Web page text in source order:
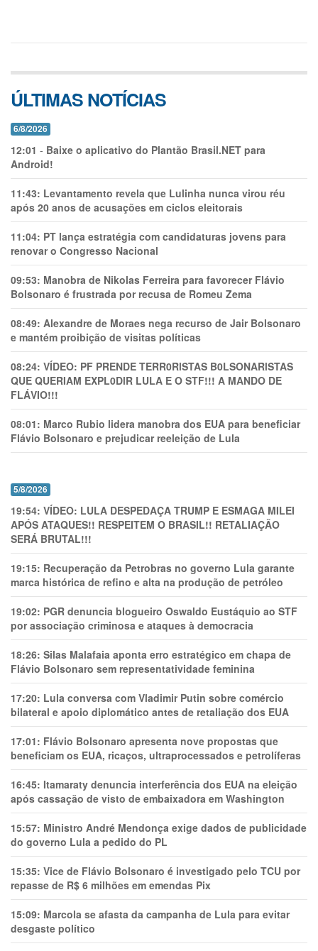
ÚLTIMAS NOTÍCIAS
6/8/2026
12:01 - Baixe o aplicativo do Plantão Brasil.NET para
Android!
11:43: Levantamento revela que Lulinha nunca virou réu
após 20 anos de acusações em ciclos eleitorais
11:04: PT lança estratégia com candidaturas jovens para
renovar o Congresso Nacional
09:53: Manobra de Nikolas Ferreira para favorecer Flávio
Bolsonaro é frustrada por recusa de Romeu Zema
08:49: Alexandre de Moraes nega recurso de Jair Bolsonaro
e mantém proibição de visitas políticas
08:24: VÍDEO: PF PRENDE TERR0RlSTAS B0LSONARlSTAS
QUE QUERIAM EXPL0DlR LULA E O STF!!! A MANDO DE
FLÁVIO!!!
08:01: Marco Rubio lidera manobra dos EUA para beneficiar
Flávio Bolsonaro e prejudicar reeleição de Lula
5/8/2026
19:54: VÍDEO: LULA DESPEDAÇA TRUMP E ESMAGA MILEI
APÓS ATAQUES!! RESPEITEM O BRASIL!! RETALIAÇÃO
SERÁ BRUTAL!!!
19:15: Recuperação da Petrobras no governo Lula garante
marca histórica de refino e alta na produção de petróleo
19:02: PGR denuncia blogueiro Oswaldo Eustáquio ao STF
por associação criminosa e ataques à democracia
18:26: Silas Malafaia aponta erro estratégico em chapa de
Flávio Bolsonaro sem representatividade feminina
17:20: Lula conversa com Vladimir Putin sobre comércio
bilateral e apoio diplomático antes de retaliação dos EUA
17:01: Flávio Bolsonaro apresenta nove propostas que
beneficiam os EUA, ricaços, ultraprocessados e petrolíferas
16:45: Itamaraty denuncia interferência dos EUA na eleição
após cassação de visto de embaixadora em Washington
15:57: Ministro André Mendonça exige dados de publicidade
do governo Lula a pedido do PL
15:35: Vice de Flávio Bolsonaro é investigado pelo TCU por
repasse de R$ 6 milhões em emendas Pix
15:09: Marcola se afasta da campanha de Lula para evitar
desgaste político